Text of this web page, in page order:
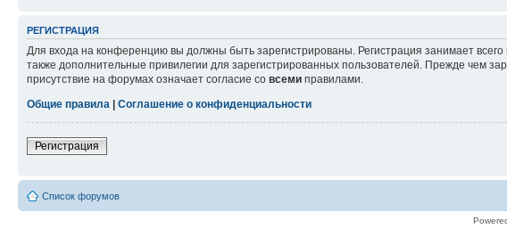
РЕГИСТРАЦИЯ
Для входа на конференцию вы должны быть зарегистрированы. Регистрация занимает
также дополнительные привилегии для зарегистрированных пользователей. Прежде чем
присутствие на форумах означает согласие со всеми правилами.
Общие правила
Соглашение о конфиденциальности
Регистрация
Список форумов